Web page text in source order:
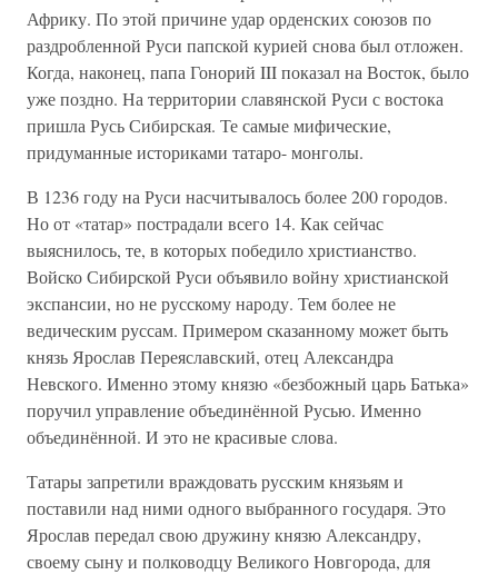
Африку. По этой причине удар орденских союзов по
раздробленной Руси папской курией снова был отложен.
Когда, наконец, папа Гонорий III показал на Восток, было
уже поздно. На территории славянской Руси с востока
пришла Русь Сибирская. Те самые мифические,
придуманные историками татаро- монголы.
В 1236 году на Руси насчитывалось более 200 городов.
Но от «татар» пострадали всего 14. Как сейчас
выяснилось, те, в которых победило христианство.
Войско Сибирской Руси объявило войну христианской
экспансии, но не русскому народу. Тем более не
ведическим руссам. Примером сказанному может быть
князь Ярослав Переяславский, отец Александра
Невского. Именно этому князю «безбожный царь Батька»
поручил управление объединённой Русью. Именно
объединённой. И это не красивые слова.
Татары запретили враждовать русским князьям и
поставили над ними одного выбранного государя. Это
Ярослав передал свою дружину князю Александру,
своему сыну и полководцу Великого Новгорода, для